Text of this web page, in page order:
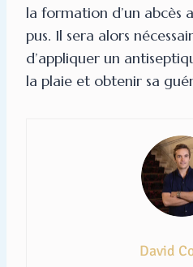
la formation d’un abcès
pus. Il sera alors
d’appliquer un
la plaie et obtenir sa
David